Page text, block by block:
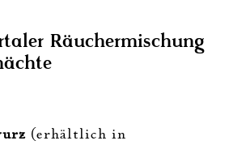
Räuchermischung
(erhältlich in